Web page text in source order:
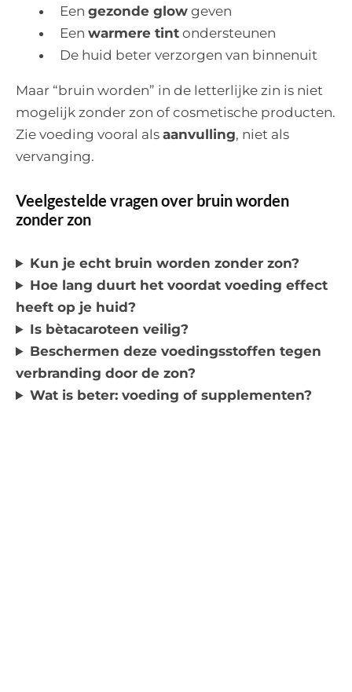
Een gezonde glowgeven
Een warmere tintondersteunen
De huid beter verzorgen van binnenuit
Maar “bruin worden” in de letterlijke zin is niet
mogelijk zonder zon of cosmetische producten.
Zie voeding vooral als aanvulling, niet als
vervanging.
Veelgestelde vragen over bruin worden
zonder zon
Kun je echt bruin worden zonder zon?
Hoe lang duurt het voordat voeding effect
heeft op je huid?
Is bètacaroteen veilig?
Beschermen deze voedingsstoffen tegen
verbranding door de zon?
Wat is beter: voeding of supplementen?